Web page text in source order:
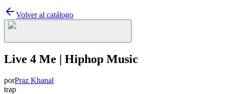
Volver al catálogo
Live 4 Me | Hiphop Music
porPraz Khanal
trap